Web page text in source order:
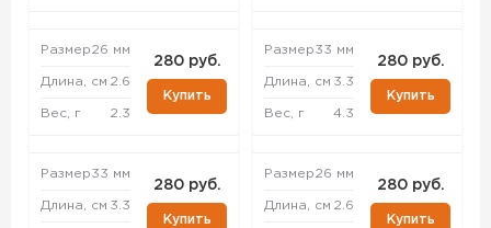
Размер26 мм
Длина, см 2.6
Вес, г 2.3
280 руб.
Купить
Размер33 мм
Длина, см 3.3
280 руб.
Купить
Размер33 мм
Длина, см 3.3
Вес, г 4.3
280 руб.
Купить
Размер26 мм
Длина, см 2.6
280 руб.
Купить